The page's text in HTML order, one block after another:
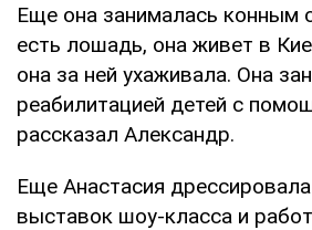
Еще она занималась конным
есть лошадь, она живет в
она за ней ухаживала. Она
реабилитацией детей с
рассказал Александр.
Еще Анастасия
выставок шоу-класса и